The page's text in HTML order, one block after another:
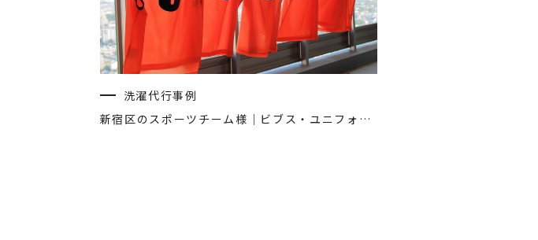
洗濯代行事例
新宿区のスポーツチーム様｜ビブス・ユニフォームの洗濯代行事例